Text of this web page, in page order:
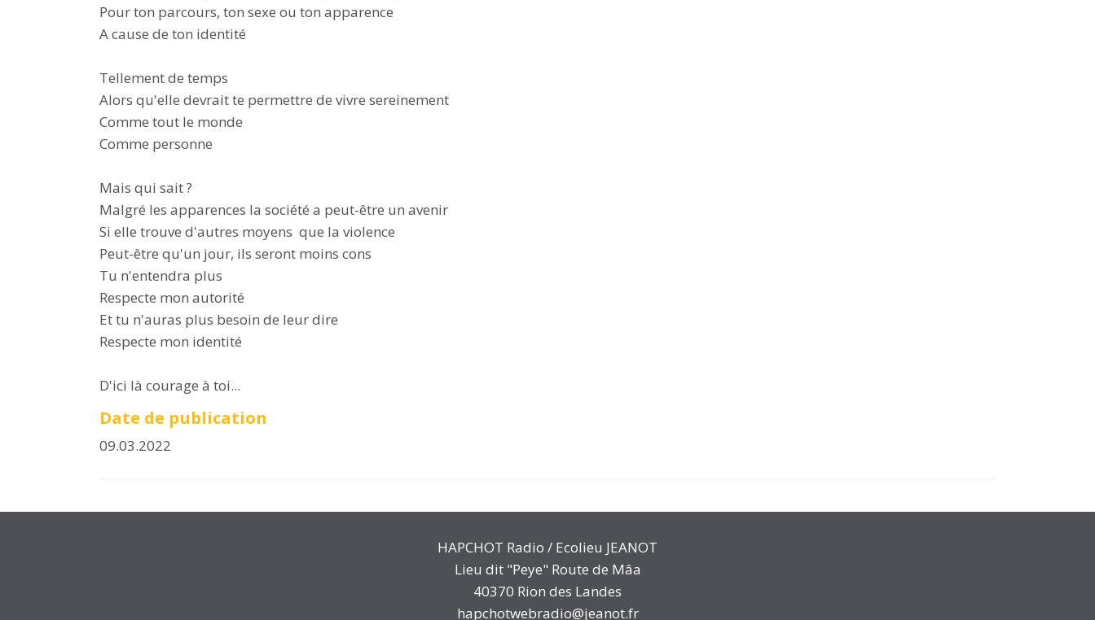
Pour ton parcours, ton sexe ou ton apparence
A cause de ton identité
Tellement de temps
Alors qu'elle devrait te permettre de vivre sereinement
Comme tout le monde
Comme personne
Mais qui sait ?
Malgré les apparences la société a peut-être un avenir
Si elle trouve d'autres moyens que la violence
Peut-être qu'un jour, ils seront moins cons
Tu n'entendra plus
Respecte mon autorité
Et tu n'auras plus besoin de leur dire
Respecte mon identité
D'ici là courage à toi...
Date de publication
09.03.2022
HAPCHOT Radio / Ecolieu JEANOT
Lieu dit "Peye" Route de Mâa
40370 Rion des Landes
hapchotwebradio@jeanot.fr